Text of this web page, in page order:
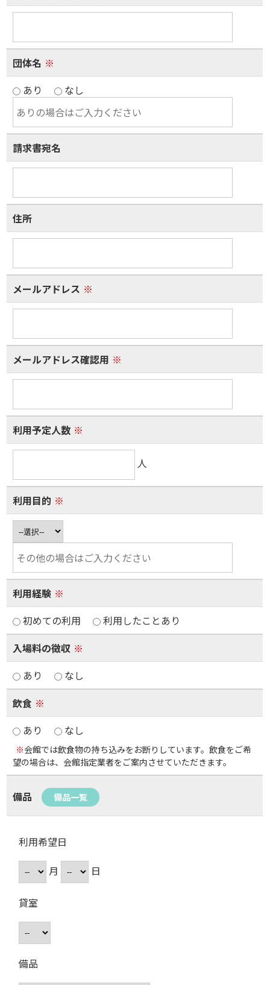
団体名 ※
あり
なし
請求書宛名
住所
メールアドレス ※
メールアドレス確認用 ※
利用予定人数 ※
人
利用目的 ※
利用経験 ※
初めての利用
利用したことあり
入場料の徴収 ※
あり
なし
飲食 ※
あり
なし
※会館では飲食物の持ち込みをお断りしています。飲食をご希
望の場合は、会館指定業者をご案内させていただきます。
備品 備品一覧
利用希望日
月
日
貸室
備品